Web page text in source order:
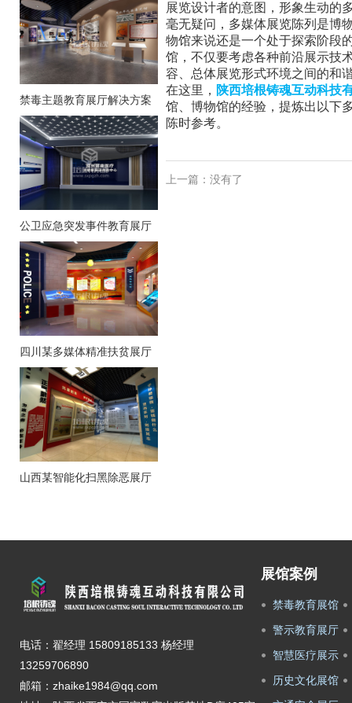
禁毒主题教育展厅解决方案
公卫应急突发事件教育展厅
四川某多媒体精准扶贫展厅
山西某智能化扫黑除恶展厅
展览设计者的意图，形象生动的
毫无疑问，多媒体展览陈列是博
物馆来说还是一个处于探索阶段
馆，不仅要考虑各种前沿展示技
容、总体展览形式环境之间的和
在这里， 陕西培根铸魂互动科技
馆、博物馆的经验，提炼出以下
陈时参考。
上一篇：没有了
电话：翟经理 15809185133 杨经理
13259706890
邮箱：zhaike1984@qq.com
展馆案例
禁毒教育展馆
警示教育展厅
智慧医疗展示
历史文化展馆